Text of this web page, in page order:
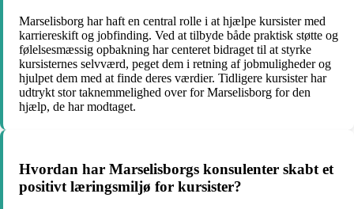
Marselisborg har haft en central rolle i at hjælpe kursister med
karriereskift og jobfinding. Ved at tilbyde både praktisk støtte og
følelsesmæssig opbakning har centeret bidraget til at styrke
kursisternes selvværd, peget dem i retning af jobmuligheder og
hjulpet dem med at finde deres værdier. Tidligere kursister har
udtrykt stor taknemmelighed over for Marselisborg for den
hjælp, de har modtaget.
Hvordan har Marselisborgs konsulenter skabt et
positivt læringsmiljø for kursister?